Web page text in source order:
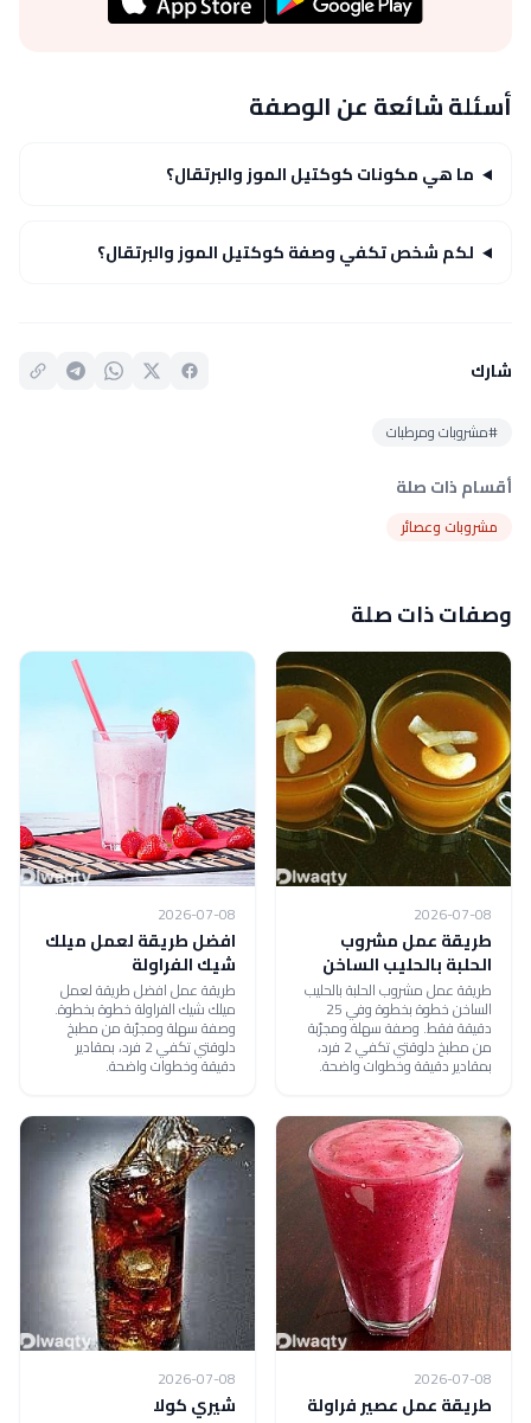
أسئلة شائعة عن الوصفة
ما هي مكونات كوكتيل الموز والبرتقال؟
لكم شخص تكفي وصفة كوكتيل الموز والبرتقال؟
شارك
#مشروبات ومرطبات
أقسام ذات صلة
مشروبات وعصائر
وصفات ذات صلة
2026-07-08
طريقة عمل مشروب
الحلبة بالحليب الساخن
طريقة عمل مشروب الحلبة بالحليب
الساخن خطوة بخطوة وفي 25
دقيقة فقط. وصفة سهلة ومجرّبة
من مطبخ دلوقتي تكفي 2 فرد،
بمقادير دقيقة وخطوات واضحة.
2026-07-08
افضل طريقة لعمل ميلك
شيك الفراولة
طريقة عمل افضل طريقة لعمل
ميلك شيك الفراولة خطوة بخطوة.
وصفة سهلة ومجرّبة من مطبخ
دلوقتي تكفي 2 فرد، بمقادير
دقيقة وخطوات واضحة.
2026-07-08
طريقة عمل عصير فراولة
2026-07-08
شيري كولا